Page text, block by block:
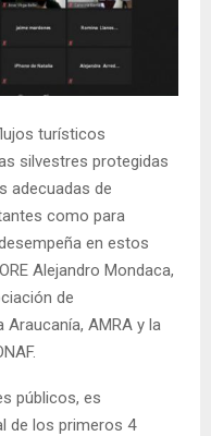
turísticos
silvestres protegidas
adecuadas de
como para
en estos
Alejandro Mondaca,
de
Araucanía, AMRA y la
públicos, es
de los primeros 4